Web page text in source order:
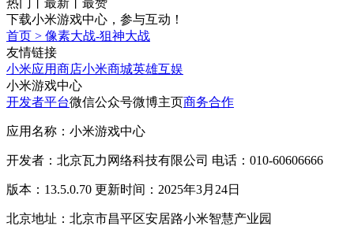
下载小米游戏中心，参与互动！
首页 > 像素大战-狙神大战
友情链接
小米应用商店小米商城英雄互娱
小米游戏中心
开发者平台微信公众号微博主页商务合作
应用名称：小米游戏中心
开发者：北京瓦力网络科技有限公司 电话：010-60606666
版本：13.5.0.70 更新时间：2025年3月24日
北京地址：北京市昌平区安居路小米智慧产业园